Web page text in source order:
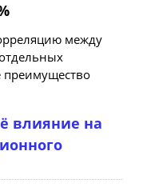
между
преимущество
влияние на